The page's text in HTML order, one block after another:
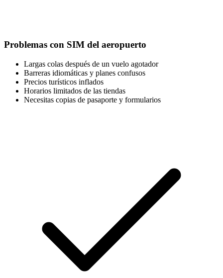
Problemas con SIM del aeropuerto
Largas colas después de un vuelo agotador
Barreras idiomáticas y planes confusos
Precios turísticos inflados
Horarios limitados de las tiendas
Necesitas copias de pasaporte y formularios